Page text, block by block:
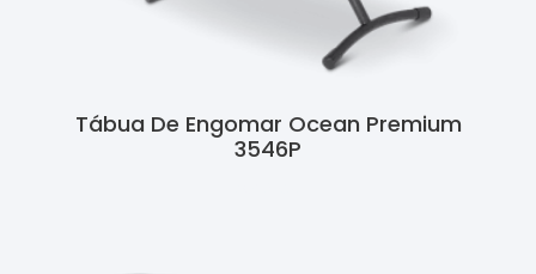
Tábua De Engomar Ocean Premium
3546P